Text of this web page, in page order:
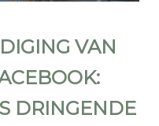
VAN
DRINGENDE